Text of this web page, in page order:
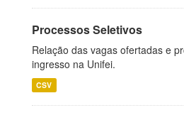
Processos Seletivos
Relação das vagas ofertadas e
ingresso na Unifei.
CSV